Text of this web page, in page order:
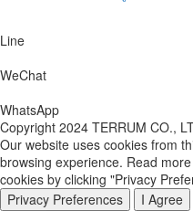
Line
WeChat
WhatsApp
Copyright 2024 TERRUM CO.,
Our website uses cookies from
browsing experience. Read
cookies by clicking "Privacy
Privacy Preferences
I Agree